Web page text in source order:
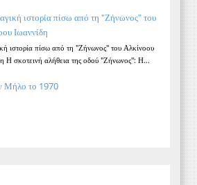
ιστορία πίσω από τη "Ζήνωνος" του
Ιωαννίδη
ιστορία πίσω από τη "Ζήνωνος" του Αλκίνοου
Η σκοτεινή αλήθεια της οδού "Ζήνωνος": Η...
Μήλο το 1970